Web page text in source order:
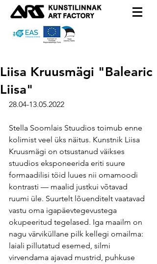
Liisa Kruusmägi "Balearic
Liisa"
28.04-13.05.2022
Stella Soomlais Stuudios toimub enne
kolimist veel üks näitus. Kunstnik Liisa
Kruusmägi on otsustanud väikses
stuudios eksponeerida eriti suure
formaadilisi töid luues nii omamoodi
kontrasti — maalid justkui võtavad
ruumi üle. Suurtelt lõuenditelt vaatavad
vastu oma igapäevtegevustega
okupeeritud tegelased. Iga maailm on
nagu värviküllane pilk kellegi omailma:
laiali pillutatud esemed, silmi
virvendama ajavad mustrid, puhkuse